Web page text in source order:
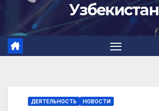
Узбекистан
ДЕЯТЕЛЬНОСТЬ НОВОСТИ